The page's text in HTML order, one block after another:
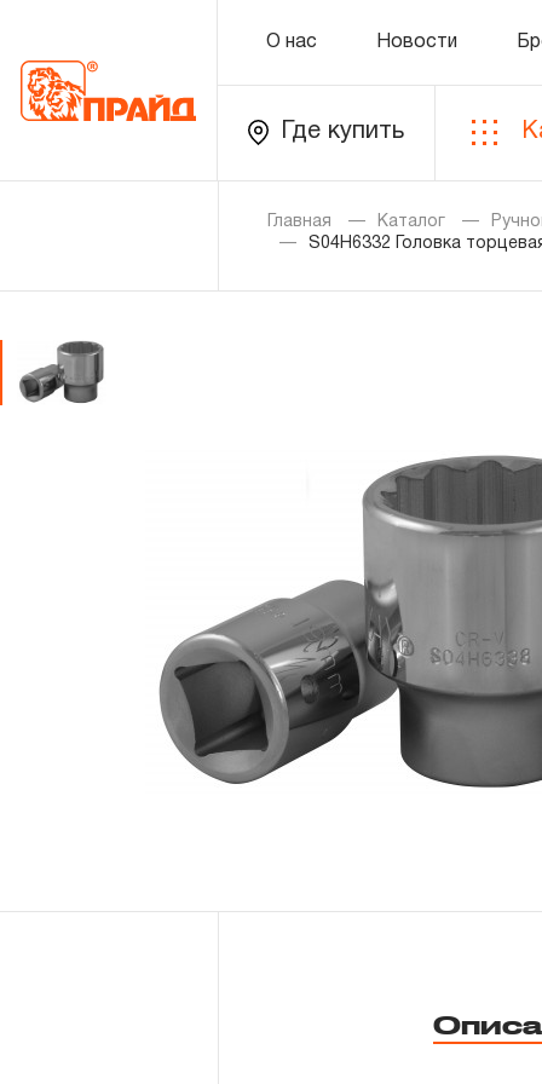
О нас Новости
Где купить
Каталог
Золотая лихорадка
Уцененный товар
Новости
Бренды
Гарантия и сервис
Доставка и оплата
Главная Каталог
S04H6332 Головка